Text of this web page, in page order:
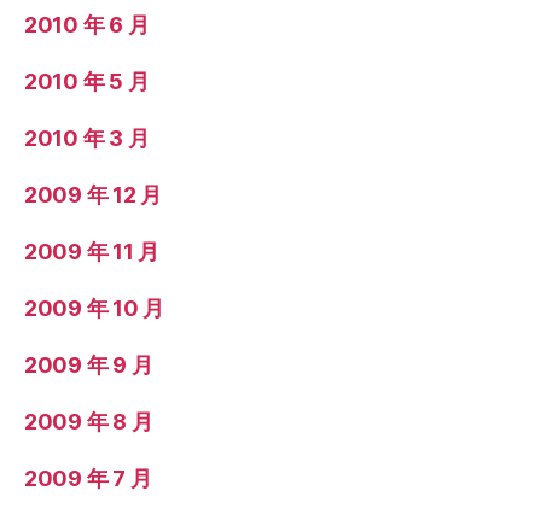
2010 年 6 月
2010 年 5 月
2010 年 3 月
2009 年 12 月
2009 年 11 月
2009 年 10 月
2009 年 9 月
2009 年 8 月
2009 年 7 月